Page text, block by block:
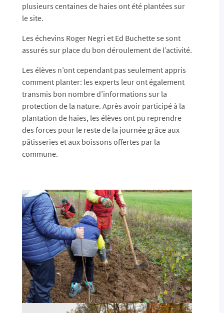
plusieurs centaines de haies ont été plantées sur
le site.
Les échevins Roger Negri et Ed Buchette se sont
assurés sur place du bon déroulement de l’activité.
Les élèves n’ont cependant pas seulement appris
comment planter: les experts leur ont également
transmis bon nombre d’informations sur la
protection de la nature. Après avoir participé à la
plantation de haies, les élèves ont pu reprendre
des forces pour le reste de la journée grâce aux
pâtisseries et aux boissons offertes par la
commune.